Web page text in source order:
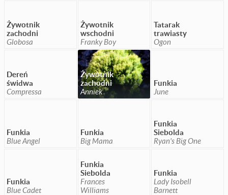
Żywotnik
zachodni
Globosa
Żywotnik
wschodni
Franky Boy
Tatarak
trawiasty
Ogon
Dereń
świdwa
Compressa
Żywotnik
zachodni
Anniek
Funkia
June
Funkia
Blue Angel
Funkia
Big Mama
Funkia
Siebolda
Ryan's Big One
Funkia
Blue Cadet
Funkia
Siebolda
Frances
Williams
Funkia
Lady Isobell
Barnett